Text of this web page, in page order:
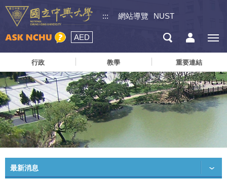
::: 網站導覽 NUST
AED
行政 教學 重要連結
最新消息